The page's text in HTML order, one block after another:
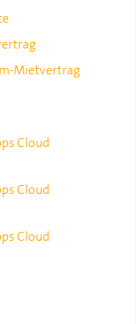
Mietvertrag
Cloud
Cloud
Cloud